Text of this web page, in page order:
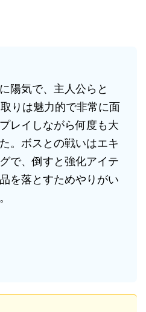
陽気で、主人公らと
りは魅力的で非常に面
レイしながら何度も大
。ボスとの戦いはエキ
で、倒すと強化アイテ
を落とすためやりがい